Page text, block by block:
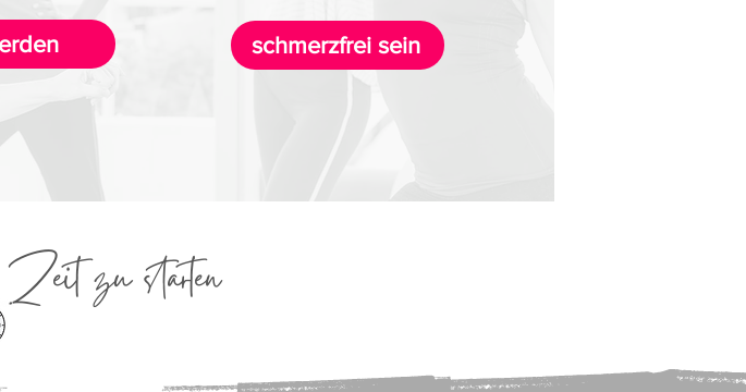
schmerzfrei sein
zu starten